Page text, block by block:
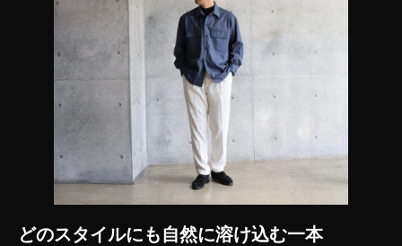
どのスタイルにも自然に溶け込む一本